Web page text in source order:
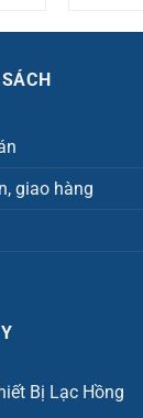
giao hàng
Bị Lạc Hồng